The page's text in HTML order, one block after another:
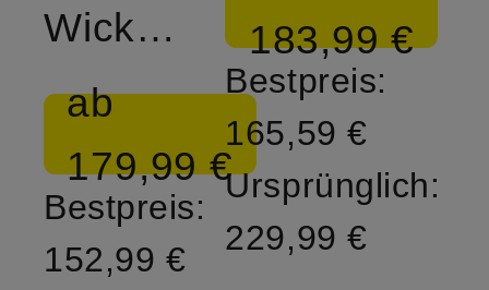
Wickeloptik
ab
179,99 €
Bestpreis:
152,99 €
183,99 €
Bestpreis:
165,59 €
Ursprünglich:
229,99 €